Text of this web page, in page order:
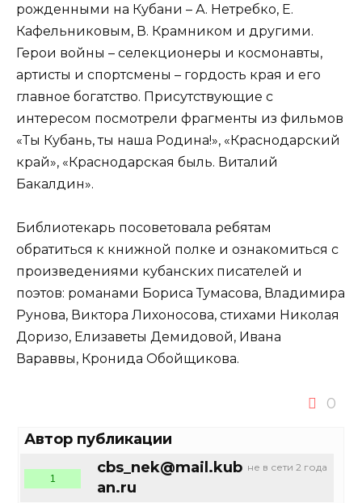
рожденными на Кубани – А. Нетребко, Е.
Кафельниковым, В. Крамником и другими.
Герои войны – селекционеры и космонавты,
артисты и спортсмены – гордость края и его
главное богатство. Присутствующие с
интересом посмотрели фрагменты из фильмов
«Ты Кубань, ты наша Родина!», «Краснодарский
край», «Краснодарская быль. Виталий
Бакалдин».
Библиотекарь посоветовала ребятам
обратиться к книжной полке и ознакомиться с
произведениями кубанских писателей и
поэтов: романами Бориса Тумасова, Владимира
Рунова, Виктора Лихоносова, стихами Николая
Доризо, Елизаветы Демидовой, Ивана
Вараввы, Кронида Обойщикова.
0
Автор публикации
не в сети 2 года
cbs_nek@mail.kub
an.ru
1